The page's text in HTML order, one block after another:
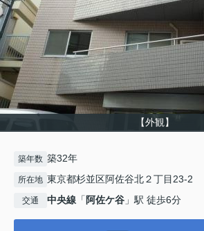
【外観】
築年数 築32年
所在地 東京都杉並区阿佐谷北２丁目23-2
交通 中央線 「 阿佐ケ谷 」駅 徒歩6分